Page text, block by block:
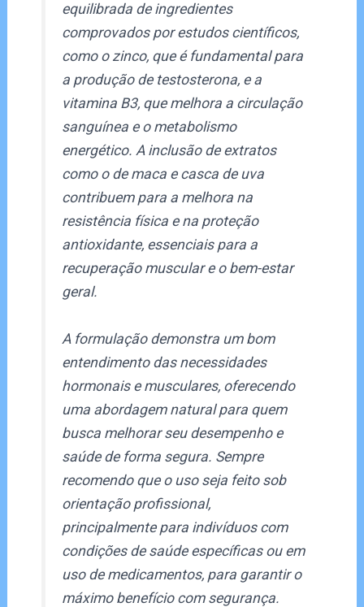
equilibrada de ingredientes
comprovados por estudos científicos,
como o zinco, que é fundamental para
a produção de testosterona, e a
vitamina B3, que melhora a circulação
sanguínea e o metabolismo
energético. A inclusão de extratos
como o de maca e casca de uva
contribuem para a melhora na
resistência física e na proteção
antioxidante, essenciais para a
recuperação muscular e o bem-estar
geral.
A formulação demonstra um bom
entendimento das necessidades
hormonais e musculares, oferecendo
uma abordagem natural para quem
busca melhorar seu desempenho e
saúde de forma segura. Sempre
recomendo que o uso seja feito sob
orientação profissional,
principalmente para indivíduos com
condições de saúde específicas ou em
uso de medicamentos, para garantir o
máximo benefício com segurança.